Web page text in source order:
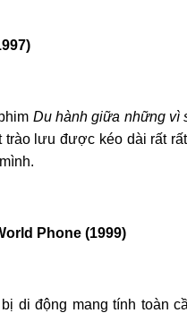
Du hành giữa những vì
trào lưu được kéo dài rất
Phone (1999)
di động mang tính toàn